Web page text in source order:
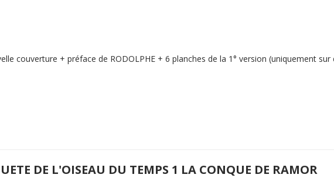
couverture + préface de RODOLPHE + 6 planches de la 1° version (uniquement
DE L'OISEAU DU TEMPS 1 LA CONQUE DE RAMOR